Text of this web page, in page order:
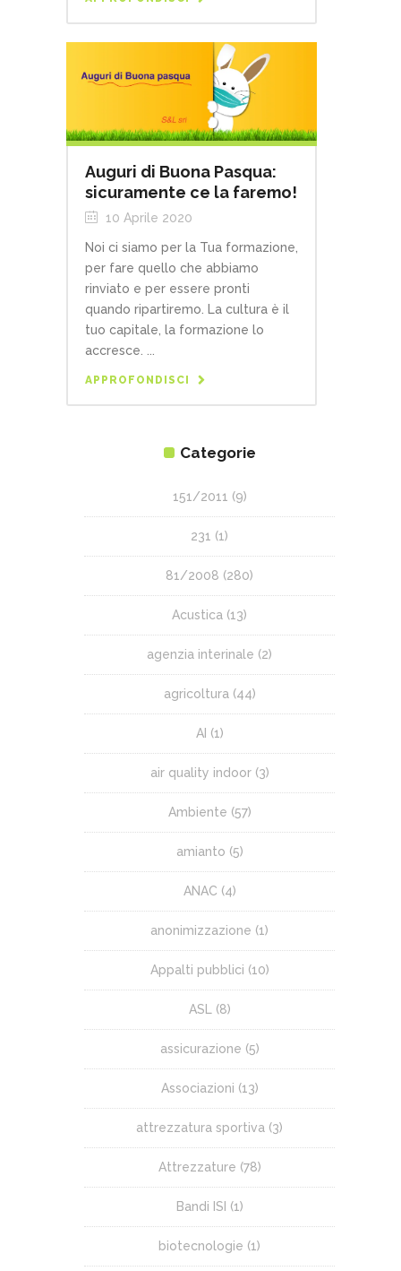
Auguri di Buona Pasqua:
sicuramente ce la faremo!
10 Aprile 2020
Noi ci siamo per la Tua formazione,
per fare quello che abbiamo
rinviato e per essere pronti
quando ripartiremo. La cultura è il
tuo capitale, la formazione lo
accresce. ...
APPROFONDISCI
Categorie
151/2011 (9)
231 (1)
81/2008 (280)
Acustica (13)
agenzia interinale (2)
agricoltura (44)
AI (1)
air quality indoor(3)
Ambiente (57)
amianto (5)
ANAC (4)
anonimizzazione (1)
Appalti pubblici (10)
ASL (8)
assicurazione (5)
Associazioni (13)
attrezzatura sportiva (3)
Attrezzature (78)
Bandi ISI (1)
biotecnologie (1)